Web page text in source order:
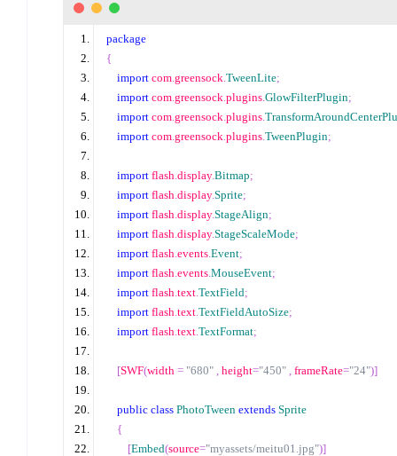
package
{
import com.greensock.TweenLite;
import com.greensock.plugins.GlowFilterPlugin;
import com.greensock.plugins.
import com.greensock.plugins.TweenPlugin;
import flash.display.Bitmap;
import flash.display.Sprite;
import flash.display.StageAlign;
import flash.display.StageScaleMode;
import flash.events.Event;
import flash.events.MouseEvent;
import flash.text.TextField;
import flash.text.TextFieldAutoSize;
import flash.text.TextFormat;
[SWF(width = "680" , height="450" , frameRate="24")]
public class PhotoTween extends Sprite
{
[Embed(source="myassets/meitu01.jpg")]